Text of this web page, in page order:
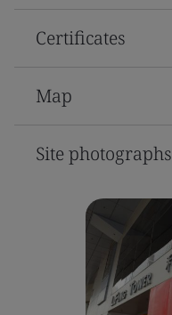
Certificates
Map
Site photographs